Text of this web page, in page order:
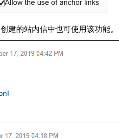
建的站内信中也可使用该功能。